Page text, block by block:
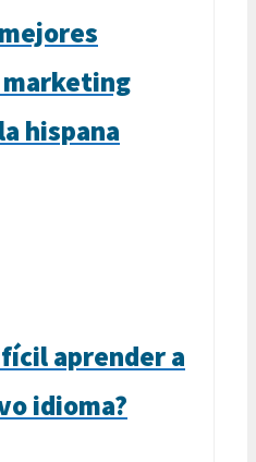
marketing
hispana
aprender a
idioma?